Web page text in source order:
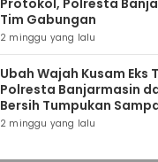
Protokol, Polresta
Tim Gabungan
2 minggu yang lalu
Ubah Wajah Kusam
Polresta Banjarmasin
Bersih Tumpukan
2 minggu yang lalu